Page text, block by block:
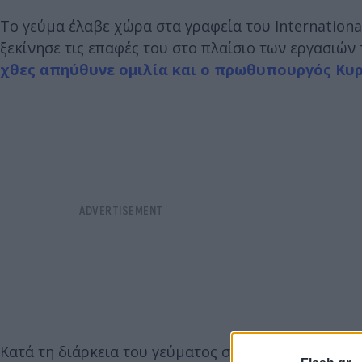
Το γεύμα έλαβε χώρα στα γραφεία του
ξεκίνησε τις επαφές του στο πλαίσιο των
χθες απηύθυνε ομιλία και ο πρωθυπουργός
Κατά τη διάρκεια του γεύματος συζητήθηκαν οι